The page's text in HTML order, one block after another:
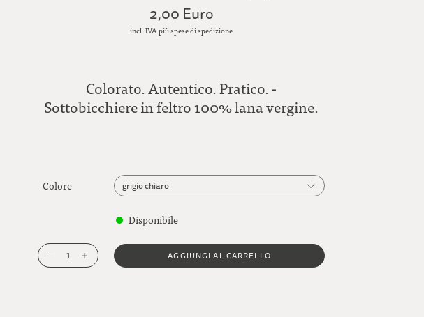
2,00 Euro
incl. IVA più spese di spedizione
Colorato. Autentico. Pratico. -
Sottobicchiere in feltro 100% lana vergine.
Colore
grigio chiaro
blu indaco
Disponibile
1 AGGIUNGI AL CARRELLO